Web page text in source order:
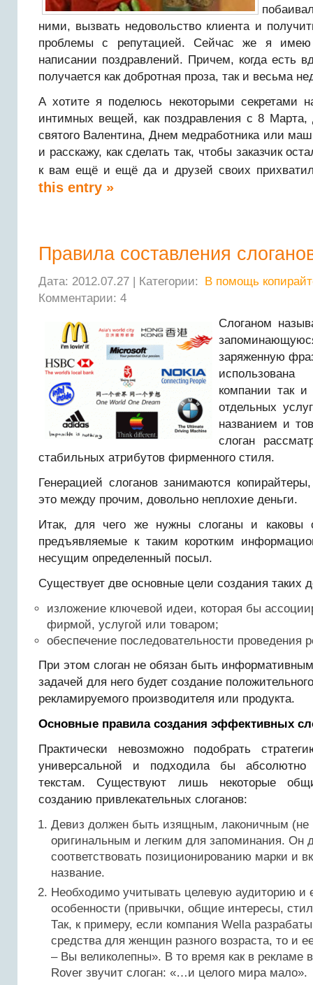
ними, вызвать недовольство клиента и
проблемы с репутацией. Сейчас же я имею
написании поздравлений. Причем, когда есть
получается как добротная проза, так и весьма
А хотите я поделюсь некоторыми секретами
интимных вещей, как поздравления с 8
святого Валентина, Днем медработника или
и расскажу, как сделать так, чтобы заказчик
к вам ещё и ещё да и друзей своих
this entry »
Правила составления
Дата: 2012.07.27 | Категории:
В помощь
Комментарии: 4
Слоганом
заряженную
компании так
отдельных
названием и
слоган
стабильных атрибутов фирменного стиля.
Генерацией слоганов занимаются
это между прочим, довольно неплохие деньги.
Итак, для чего же нужны слоганы и каковы
предъявляемые к таким коротким
несущим определенный посыл.
Существует две основные цели создания таких
изложение ключевой идеи, которая бы
фирмой, услугой или товаром;
обеспечение последовательности проведения
При этом слоган не обязан быть
задачей для него будет создание
рекламируемого производителя или продукта.
Основные правила создания эффективных
Практически невозможно подобрать
универсальной и подходила бы
текстам. Существуют лишь некоторые
созданию привлекательных слоганов:
Девиз должен быть изящным, лаконичным (не
оригинальным и легким для запоминания. Он
соответствовать позиционированию марки и
название.
Необходимо учитывать целевую аудиторию и
особенности (привычки, общие интересы,
Так, к примеру, если компания Wella
средства для женщин разного возраста, то и
– Вы великолепны». В то время как в рекламе
Rover звучит слоган: «…и целого мира мало».